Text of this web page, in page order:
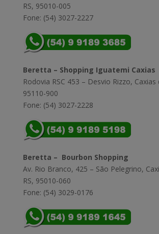
RS, 95010-005
Fone: (54) 3027-2227
Beretta – Shopping Iguatemi Caxias
Rodovia RSC 453 – Desvio Rizzo, Caxias
95110-900
Fone: (54) 3027-2228
Beretta – Bourbon Shopping
Av. Rio Branco, 425 – São Pelegrino,
RS, 95010-060
Fone: (54) 3029-0176